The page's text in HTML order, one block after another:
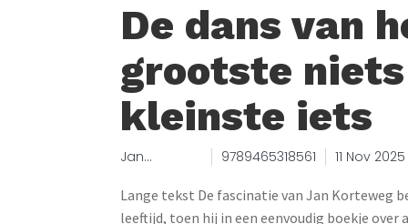
De dans van
grootste
kleinste iets
Jan
9789465318561 11 Nov 2025
Lange tekst De fascinatie van Jan Korteweg
leeftijd, toen hij in een eenvoudig boekje over